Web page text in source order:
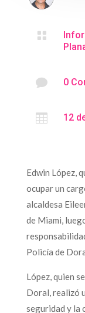

 0
 12
Edwin López,
ocupar un
alcaldesa
de Miami,
Policía de
López, quien
Doral, realizó
seguridad y la